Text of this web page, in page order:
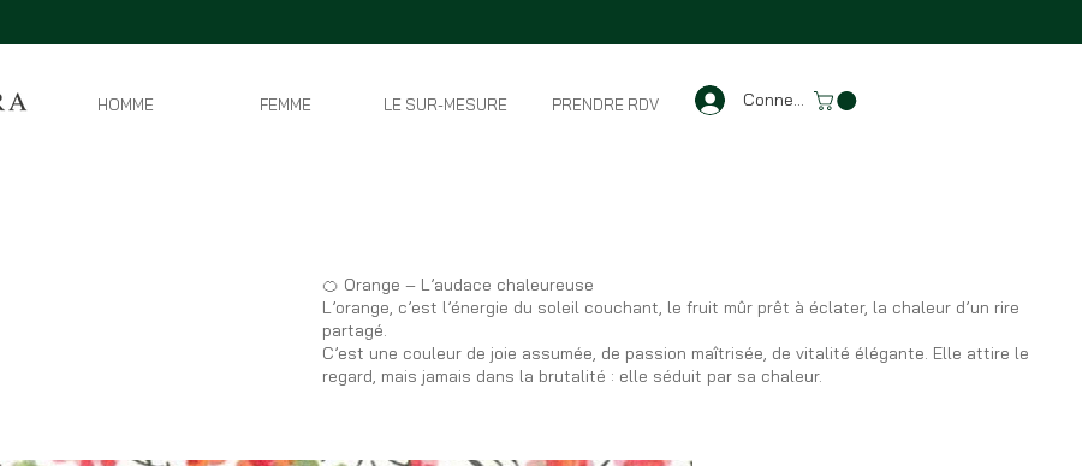
Connexion
HOMME FEMME LE SUR-MESURE PRENDRE RDV
🍊 Orange – L’audace chaleureuse
L’orange, c’est l’énergie du soleil couchant, le fruit mûr prêt à éclater, la chaleur d’un rire
partagé.
C’est une couleur de joie assumée, de passion maîtrisée, de vitalité élégante. Elle attire le
regard, mais jamais dans la brutalité : elle séduit par sa chaleur.